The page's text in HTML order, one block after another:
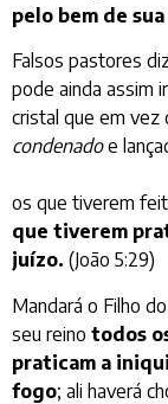
pelo bem de
Falsos pastores
pode ainda assim
cristal que em vez
condenadoe
os que tiverem
que tiverem
juízo. (João 5:29)
Mandará o Filho
seu reino todos
praticam a
fogo; ali haverá